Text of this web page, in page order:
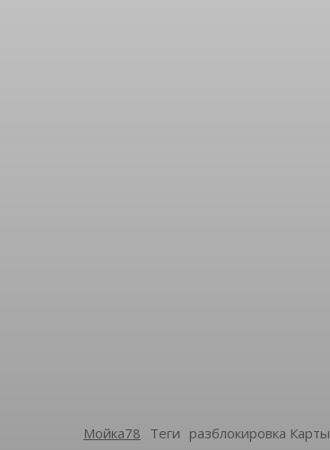
Мойка78 Теги Разблокировка Карты